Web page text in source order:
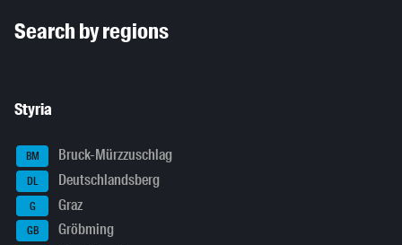
Search by regions
Styria
BM Bruck-Mürzzuschlag
DL Deutschlandsberg
G Graz
GB Gröbming